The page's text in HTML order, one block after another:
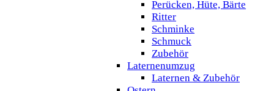
Perücken, Hüte, Bärte
Ritter
Schminke
Schmuck
Zubehör
Laternenumzug
Laternen & Zubehör